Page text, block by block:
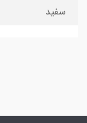
سفید